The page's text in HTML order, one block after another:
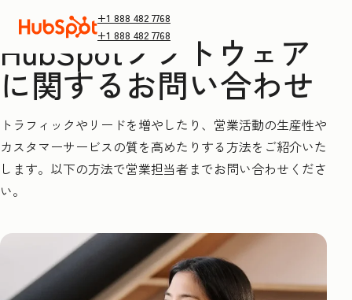
+1 888 482 7768
+1 888 482 7768
HubSpotソフトウェア
に関するお問い合わせ
トラフィックやリードを増やしたり、営業活動の生産性や
カスタマーサービスの質を高めたりする方法をご紹介いた
します。以下の方法で営業担当者までお問い合わせくださ
い。